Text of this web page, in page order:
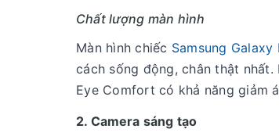
Chất lượng màn hình
Màn hình chiếc Samsung Galaxy
cách sống động, chân thật
Eye Comfort có khả năng giảm
2. Camera sáng tạo